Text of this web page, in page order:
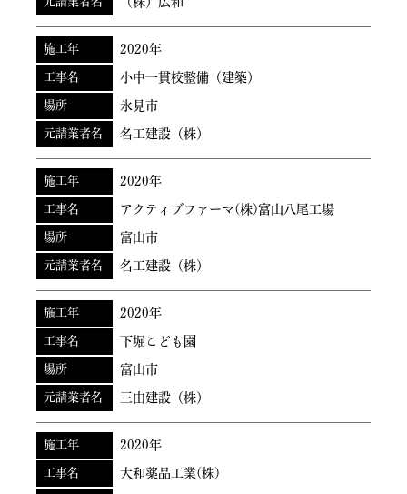
施工年 2020年
工事名 小中一貫校整備（建築）
場所 氷見市
元請業者名 名工建設（株）
施工年 2020年
工事名 アクティブファーマ(株)富山八尾工場
場所 富山市
元請業者名 名工建設（株）
施工年 2020年
工事名 下堀こども園
場所 富山市
元請業者名 三由建設（株）
施工年 2020年
工事名 大和薬品工業(株)